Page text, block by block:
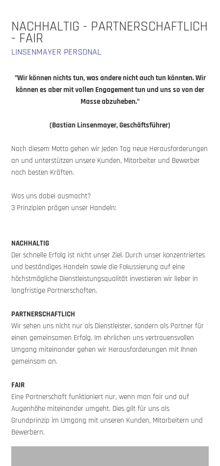
NACHHALTIG - PARTNERSCHAFTLICH
- FAIR
LINSENMAYER PERSONAL
"Wir können nichts tun, was andere nicht auch tun könnten. Wir
können es aber mit vollen Engagement tun und uns so von der
Masse abzuheben."
(Bastian Linsenmayer, Geschäftsführer)
Nach diesem Motto gehen wir jeden Tag neue Herausforderungen
an und unterstützen unsere Kunden, Mitarbeiter und Bewerber
nach besten Kräften.
Was uns dabei ausmacht?
3 Prinzipien prägen unser Handeln:
NACHHALTIG
Der schnelle Erfolg ist nicht unser Ziel. Durch unser konzentriertes
und beständiges Handeln sowie die Fokussierung auf eine
höchstmögliche Dienstleistungsqualität investieren wir lieber in
langfristige Partnerschaften.
PARTNERSCHAFTLICH
Wir sehen uns nicht nur als Dienstleister, sondern als Partner für
einen gemeinsamen Erfolg. Im ehrlichen uns vertrauensvollen
Umgang miteinander gehen wir Herausforderungen mit Ihnen
gemeinsam an.
FAIR
Eine Partnerschaft funktioniert nur, wenn man fair und auf
Augenhöhe miteinander umgeht. Dies gilt für uns als
Grundprinzip im Umgang mit unseren Kunden, Mitarbeitern und
Bewerbern.